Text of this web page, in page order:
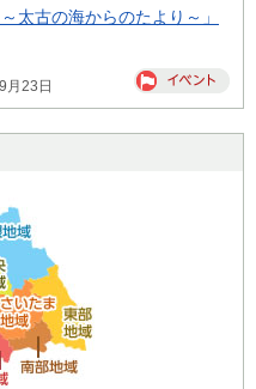
太古の海からのたより～」
月23日